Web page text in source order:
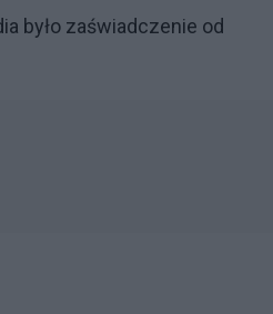
było zaświadczenie od